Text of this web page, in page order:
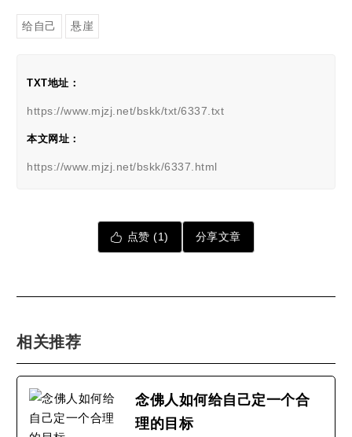
给自己 悬崖
TXT地址：
https://www.mjzj.net/bskk/txt/6337.txt
本文网址：
https://www.mjzj.net/bskk/6337.html
点赞 (1) 分享文章
相关推荐
念佛人如何给自己定一个合
理的目标